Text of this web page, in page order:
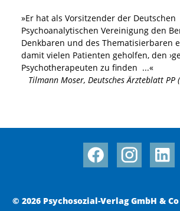
»Er hat als Vorsitzender der Deutschen
Psychoanalytischen Vereinigung den
Denkbaren und des Thematisierbaren
damit vielen Patienten geholfen, den
Psychotherapeuten zu finden ...«
Tilmann Moser, Deutsches Ärzteblatt PP
© 2026 Psychosozial-Verlag GmbH & Co